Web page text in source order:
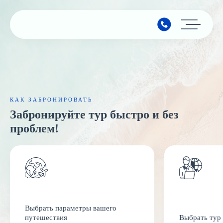
Горящие туры
Календарь туров
Страны
Авиабилеты
О компании
КАК ЗАБРОНИРОВАТЬ
Забронируйте тур быстро и без
проблем!
Выбрать параметры вашего
путешествия
Выбрать